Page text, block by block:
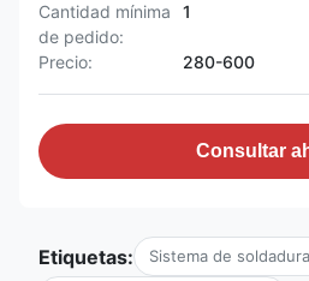
Cantidad mínima
de pedido:
1
Precio: 280-600
Consultar
Etiquetas: Sistema de